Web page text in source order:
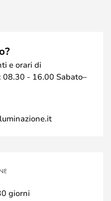
e orari di
08.30 - 16.00 Sabato–
giorni